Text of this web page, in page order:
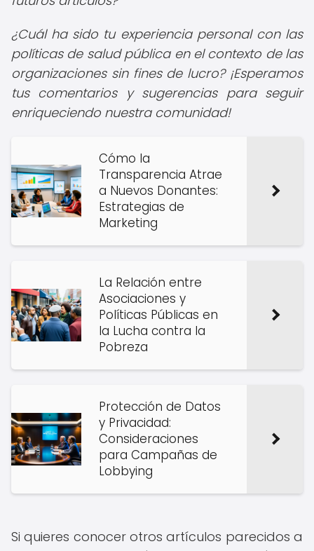
¿Cuál ha sido tu experiencia personal con las
políticas de salud pública en el contexto de las
organizaciones sin fines de lucro? ¡Esperamos
tus comentarios y sugerencias para seguir
enriqueciendo nuestra comunidad!
Cómo la
Transparencia Atrae
a Nuevos Donantes:
Estrategias de
Marketing
La Relación entre
Asociaciones y
Políticas Públicas en
la Lucha contra la
Pobreza
Protección de Datos
y Privacidad:
Consideraciones
para Campañas de
Lobbying
Si quieres conocer otros artículos parecidos a